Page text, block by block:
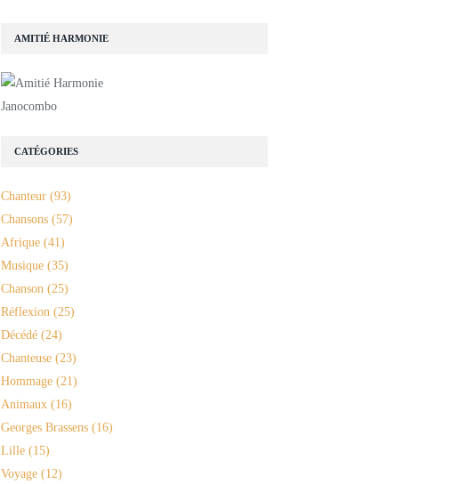
AMITIÉ HARMONIE
Janocombo
CATÉGORIES
Chanteur (93)
Chansons (57)
Afrique (41)
Musique (35)
Chanson (25)
Réflexion (25)
Décédé (24)
Chanteuse (23)
Hommage (21)
Animaux (16)
Georges Brassens (16)
Lille (15)
Voyage (12)